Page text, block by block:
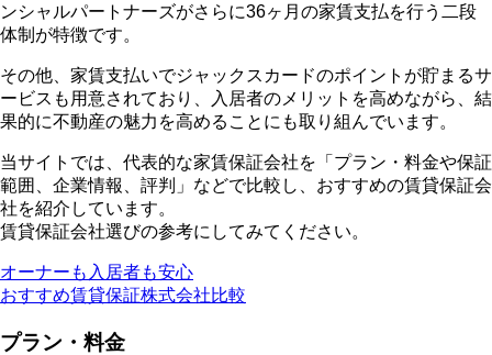
ンシャルパートナーズがさらに36ヶ月の家賃支払を行う二段
体制が特徴です。
その他、家賃支払いでジャックスカードのポイントが貯まるサ
ービスも用意されており、入居者のメリットを高めながら、結
果的に不動産の魅力を高めることにも取り組んでいます。
当サイトでは、代表的な家賃保証会社を「プラン・料金や保証
範囲、企業情報、評判」などで比較し、おすすめの賃貸保証会
社を紹介しています。
賃貸保証会社選びの参考にしてみてください。
オーナーも入居者も安心
おすすめ賃貸保証株式会社比較
プラン・料金